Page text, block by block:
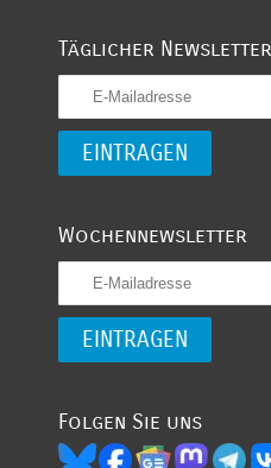
Täglicher Newsletter
Wochennewsletter
Folgen Sie uns